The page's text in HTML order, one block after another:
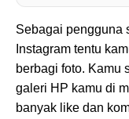
Sebagai pengguna
Instagram tentu
berbagi foto. Kamu
galeri HP kamu di
banyak like dan